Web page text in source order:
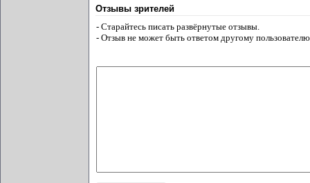
Отзывы зрителей
- Старайтесь писать развёрнутые отзывы.
- Отзыв не может быть ответом другому